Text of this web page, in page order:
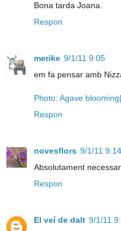
Bona tarda Joana.
Respon
merike 9/1/11 9:05
em fa pensar amb
Photo: Agave
Respon
novesflors 9/1/11 9:14
Absolutament
Respon
El veí de dalt 9/1/11